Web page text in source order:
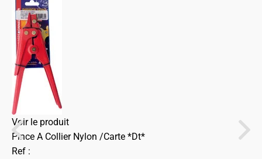
Voir le produit
Pince A Collier Nylon /Carte *Dt*
Ref :